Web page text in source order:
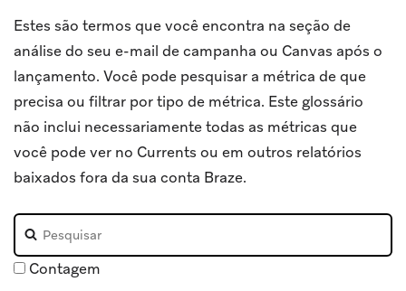
Estes são termos que você encontra na seção de
análise do seu e-mail de campanha ou Canvas após o
lançamento. Você pode pesquisar a métrica de que
precisa ou filtrar por tipo de métrica. Este glossário
não inclui necessariamente todas as métricas que
você pode ver no Currents ou em outros relatórios
baixados fora da sua conta Braze.
Pesquisar no glossário
Contagem